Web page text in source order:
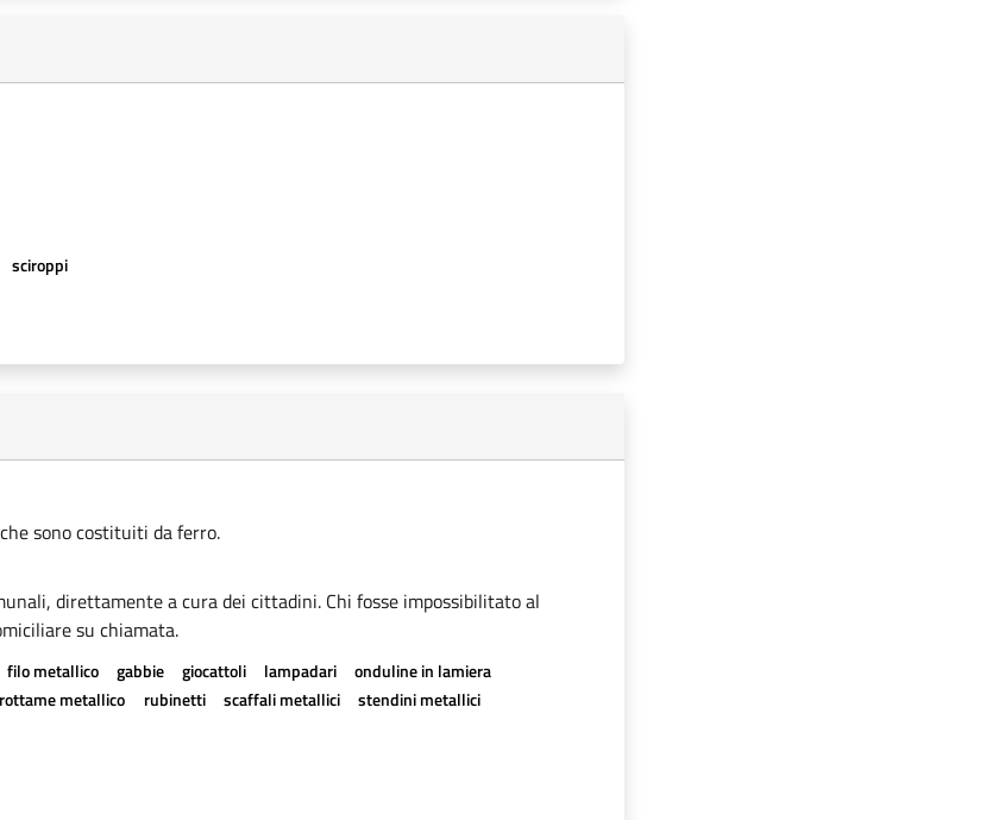
sciroppi
sono costituiti da ferro.
direttamente a cura dei cittadini. Chi fosse impossibilitato al
su chiamata.
filo metallico gabbie giocattoli lampadari
onduline in lamiera
rottame metallico rubinetti scaffali metallici
stendini metallici